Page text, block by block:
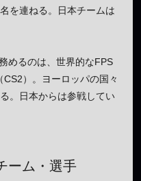
を連ねる。日本チームは
めるのは、世界的なFPS
）。ヨーロッパの国々
。日本からは参戦してい
ーム・選手